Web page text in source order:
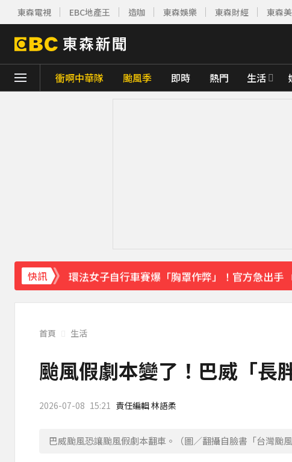
東森電視 EBC地產王 造咖 東森娛樂 東森財經 東森
衝啊中華隊 颱風季 即時 熱門 生活
快訊
環法女子自行車賽爆「胸罩作弊」！官方急出手
首頁 生活
颱風假劇本變了！巴威「長
2026-07-08 15:21 責任編輯 林語柔
巴威颱風恐讓颱風假劇本翻車。（圖／翻攝自臉書「台灣颱